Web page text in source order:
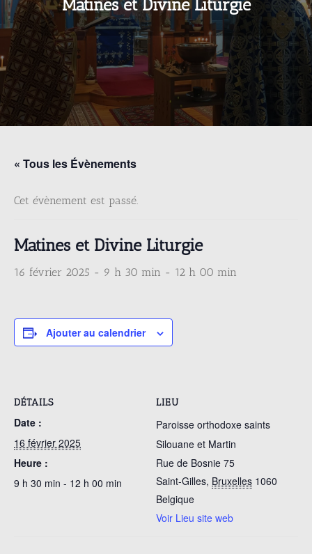
Matines et Divine Liturgie
« Tous les Évènements
Cet évènement est passé.
Matines et Divine Liturgie
16 février 2025 - 9 h 30 min - 12 h 00 min
Ajouter au calendrier
DÉTAILS
Date :
16 février 2025
Heure :
9 h 30 min - 12 h 00 min
LIEU
Paroisse orthodoxe saints
Silouane et Martin
Rue de Bosnie 75
Saint-Gilles, Bruxelles 1060
Belgique
Voir Lieu site web